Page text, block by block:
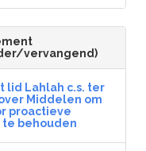
vervangend)
lid Lahlah c.s. ter
Middelen om
proactieve
behouden